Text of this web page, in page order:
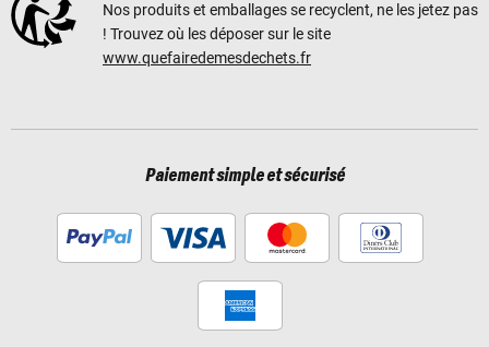
Nos produits et emballages se recyclent, ne les jetez pas
! Trouvez où les déposer sur le site
www.quefairedemesdechets.fr
Paiement simple et sécurisé